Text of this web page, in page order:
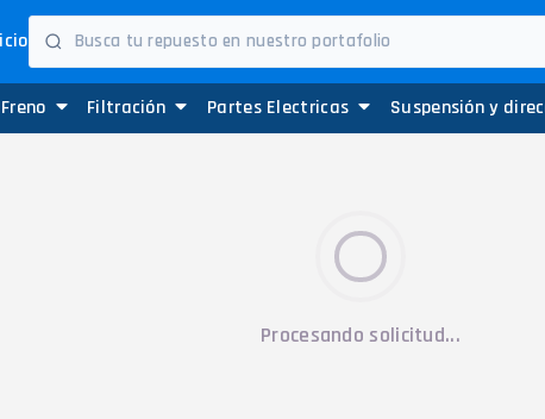
Freno Filtración Partes Electricas Suspensión y
Procesando solicitud...